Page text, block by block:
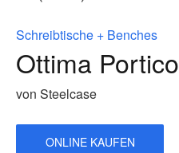
Schreibtische + Benches
Ottima Portico
von Steelcase
ONLINE KAUFEN